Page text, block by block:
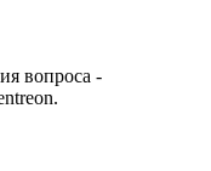
вопроса -